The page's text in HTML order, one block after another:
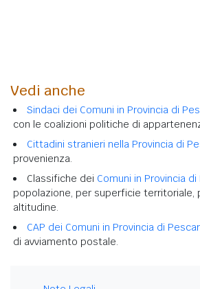
Vedi anche
Sindaci dei Comuni in Provincia di
con le coalizioni politiche di
Cittadini stranieri nella Provincia di
provenienza.
Classifiche dei Comuni in Provincia
popolazione, per superficie territoriale,
altitudine.
CAP dei Comuni in Provincia di
di avviamento postale.